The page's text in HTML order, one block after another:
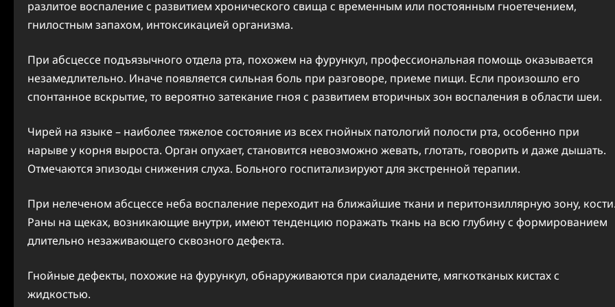
разлитое воспаление с развитием хронического свища с временным или постоянным гноетечением,
гнилостным запахом, интоксикацией организма.
При абсцессе подъязычного отдела рта, похожем на фурункул, профессиональная помощь оказывается
незамедлительно. Иначе появляется сильная боль при разговоре, приеме пищи. Если произошло его
спонтанное вскрытие, то вероятно затекание гноя с развитием вторичных зон воспаления в области шеи.
Чирей на языке – наиболее тяжелое состояние из всех гнойных патологий полости рта, особенно при
нарыве у корня выроста. Орган опухает, становится невозможно жевать, глотать, говорить и даже дышать.
Отмечаются эпизоды снижения слуха. Больного госпитализируют для экстренной терапии.
При нелеченом абсцессе неба воспаление переходит на ближайшие ткани и перитонзиллярную зону,
Раны на щеках, возникающие внутри, имеют тенденцию поражать ткань на всю глубину с формированием
длительно незаживающего сквозного дефекта.
Гнойные дефекты, похожие на фурункул, обнаруживаются при сиаладените, мягкотканых кистах с
жидкостью.